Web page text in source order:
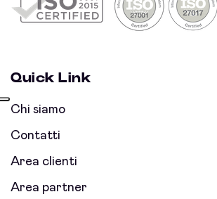
Quick Link
Chi siamo
Contatti
Area clienti
Area partner